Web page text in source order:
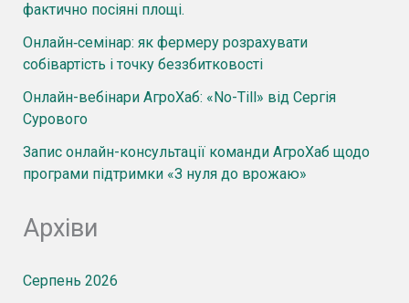
фактично посіяні площі.
Онлайн‑семінар: як фермеру розрахувати
собівартість і точку беззбитковості
Онлайн-вебінари АгроХаб: «No-Till» від Сергія
Сурового
Запис онлайн-консультації команди АгроХаб щодо
програми підтримки «З нуля до врожаю»
Архіви
Серпень 2026